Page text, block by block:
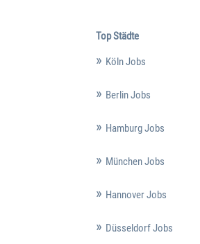
Top Städte
Köln Jobs
Berlin Jobs
Hamburg Jobs
München Jobs
Hannover Jobs
Düsseldorf Jobs